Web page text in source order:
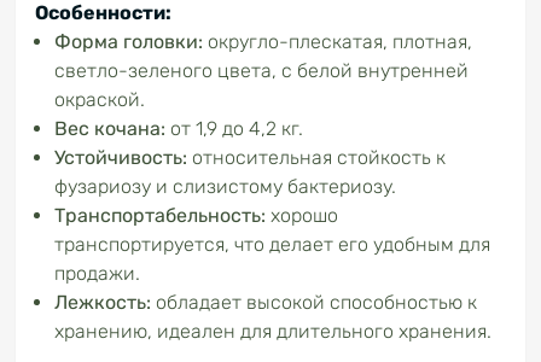
Особенности:
Форма головки: округло-плескатая, плотная,
светло-зеленого цвета, с белой внутренней
окраской.
Вес кочана: от 1,9 до 4,2 кг.
Устойчивость: относительная стойкость к
фузариозу и слизистому бактериозу.
Транспортабельность: хорошо
транспортируется, что делает его удобным для
продажи.
Лежкость: обладает высокой способностью к
хранению, идеален для длительного хранения.